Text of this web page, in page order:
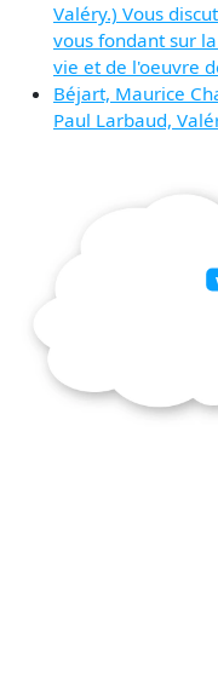
Valéry.) Vous
vous fondant sur
vie et de l'oeuvre
Béjart, Maurice
Paul Larbaud,